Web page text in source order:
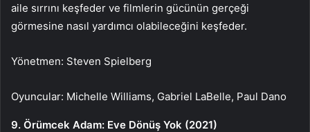
aile sırrını keşfeder ve filmlerin gücünün gerçeği
görmesine nasıl yardımcı olabileceğini keşfeder.
Yönetmen: Steven Spielberg
Oyuncular: Michelle Williams, Gabriel LaBelle, Paul Dano
9. Örümcek Adam: Eve Dönüş Yok (2021)